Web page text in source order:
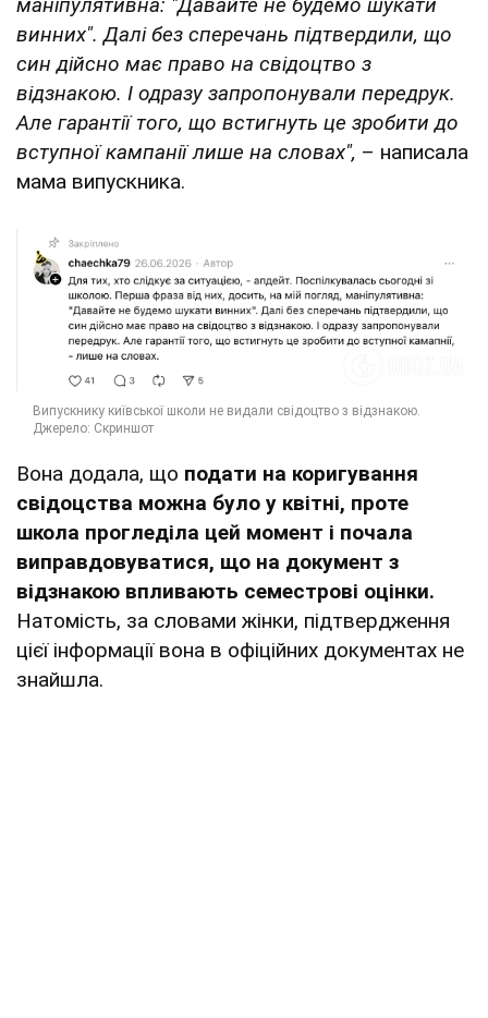
винних". Далі без сперечань підтвердили, що
син дійсно має право на свідоцтво з
відзнакою. І одразу запропонували передрук.
Але гарантії того, що встигнуть це зробити до
вступної кампанії лише на словах", – написала
мама випускника.
Вона додала, що подати на коригування
свідоцства можна було у квітні, проте
школа прогледіла цей момент і почала
виправдовуватися, що на документ з
відзнакою впливають семестрові оцінки.
Натомість, за словами жінки, підтвердження
цієї інформації вона в офіційних документах не
знайшла.